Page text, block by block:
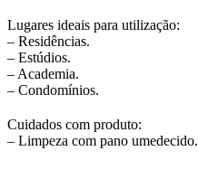
Lugares ideais para utilização:
– Residências.
– Estúdios.
– Academia.
– Condomínios.
Cuidados com produto:
– Limpeza com pano umedecido.